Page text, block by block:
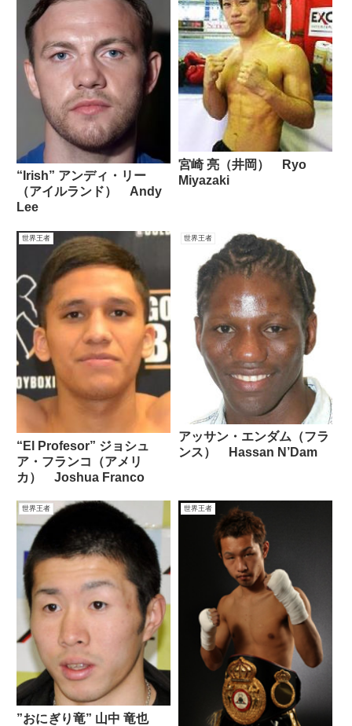
“Irish” アンディ・リー
（アイルランド） Andy
Lee
宮崎 亮（井岡） Ryo
Miyazaki
世界王者
“El Profesor” ジョシュ
ア・フランコ（アメリ
カ） Joshua Franco
世界王者
アッサン・エンダム（フラ
ンス） Hassan N’Dam
世界王者
”おにぎり竜” 山中 竜也
世界王者